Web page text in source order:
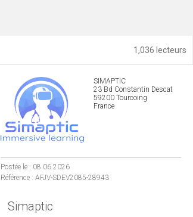
1,036 lecteurs
SIMAPTIC
23 Bd Constantin Descat
59200 Tourcoing
France
Postée le : 08.06.2026
Référence : AFJV-SDEV2085-28943
Simaptic